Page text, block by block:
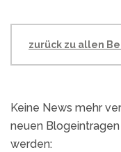
zurück zu allen
Keine News mehr
neuen
werden: